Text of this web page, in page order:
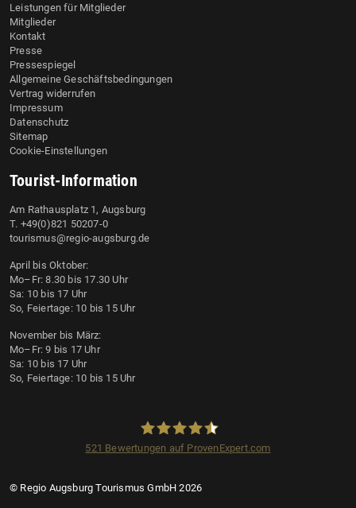
Leistungen für Mitglieder
Mitglieder
Kontakt
Presse
Pressespiegel
Allgemeine Geschäftsbedingungen
Vertrag widerrufen
Impressum
Datenschutz
Sitemap
Cookie-Einstellungen
Tourist-Information
Am Rathausplatz 1, Augsburg
T. +49(0)821 50207-0
tourismus@regio-augsburg.de
April bis Oktober:
Mo–Fr: 8.30 bis 17.30 Uhr
Sa: 10 bis 17 Uhr
So, Feiertage: 10 bis 15 Uhr
November bis März:
Mo–Fr: 9 bis 17 Uhr
Sa: 10 bis 17 Uhr
So, Feiertage: 10 bis 15 Uhr
521 Bewertungen auf ProvenExpert.com
© Regio Augsburg Tourismus GmbH 2026